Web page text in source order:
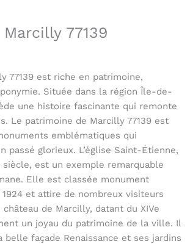
77139
77139 est riche en patrimoine,
Située dans la région Île-de-
une histoire fascinante qui remonte
Le patrimoine de Marcilly 77139 est
emblématiques qui
passé glorieux. L’église Saint-Étienne,
siècle, est un exemple remarquable
Elle est classée monument
et attire de nombreux visiteurs
château de Marcilly, datant du XIVe
un joyau du patrimoine de la ville. Il
belle façade Renaissance et ses jardins